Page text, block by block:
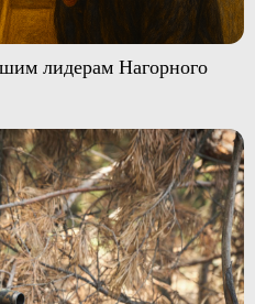
лидерам Нагорного